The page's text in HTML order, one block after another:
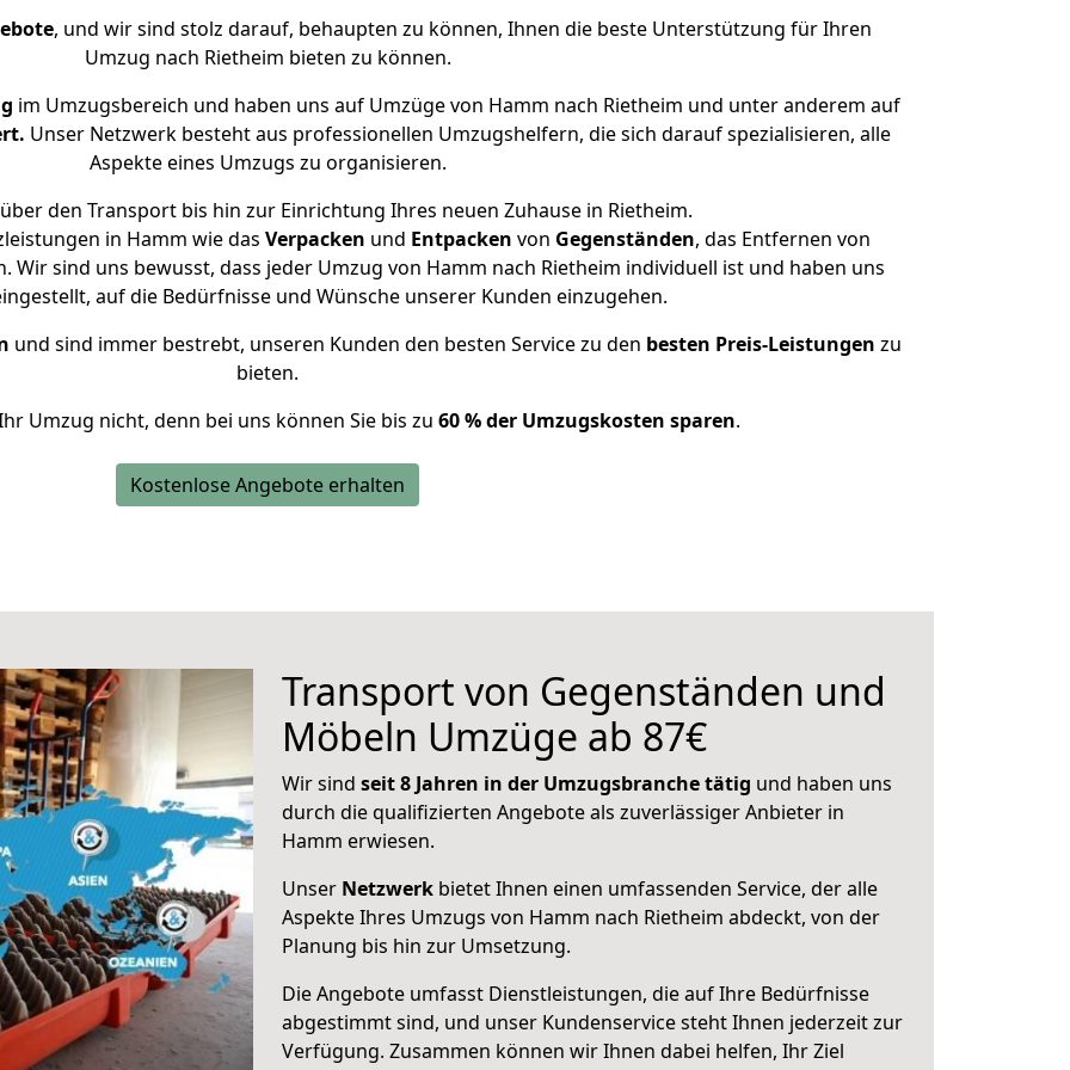
, und wir sind stolz darauf, behaupten zu können, Ihnen die beste Unterstützung für Ihren
Umzug nach Rietheim bieten zu können.
im Umzugsbereich und haben uns auf Umzüge von Hamm nach Rietheim und unter anderem auf
Unser Netzwerk besteht aus professionellen Umzugshelfern, die sich darauf spezialisieren, alle
Aspekte eines Umzugs zu organisieren.
den Transport bis hin zur Einrichtung Ihres neuen Zuhause in Rietheim.
in Hamm wie das Verpacken und Entpacken von Gegenständen, das Entfernen von
Wir sind uns bewusst, dass jeder Umzug von Hamm nach Rietheim individuell ist und haben uns
auf die Bedürfnisse und Wünsche unserer Kunden einzugehen.
und sind immer bestrebt, unseren Kunden den besten Service zu den besten Preis-Leistungen zu
bieten.
Umzug nicht, denn bei uns können Sie bis zu 60 % der Umzugskosten sparen.
Kostenlose Angebote erhalten
Transport von Gegenständen und
Möbeln Umzüge ab 87€
Wir sind seit 8 Jahren in der Umzugsbranche tätig und haben uns
durch die qualifizierten Angebote als zuverlässiger Anbieter in
Hamm erwiesen.
Unser Netzwerk bietet Ihnen einen umfassenden Service, der alle
Aspekte Ihres Umzugs von Hamm nach Rietheim abdeckt, von der
Planung bis hin zur Umsetzung.
Die Angebote umfasst Dienstleistungen, die auf Ihre Bedürfnisse
abgestimmt sind, und unser Kundenservice steht Ihnen jederzeit zur
Verfügung. Zusammen können wir Ihnen dabei helfen, Ihr Ziel